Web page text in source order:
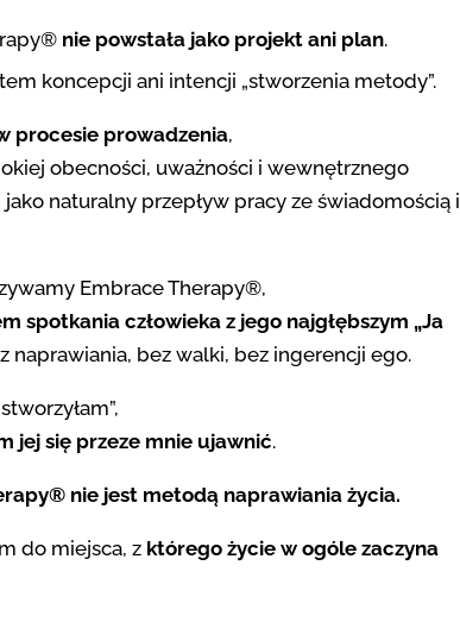
nie powstała jako projekt ani plan.
koncepcji ani intencji „stworzenia metody”.
procesie prowadzenia,
obecności, uważności i wewnętrznego
jako naturalny przepływ pracy ze świadomością i
Embrace Therapy®,
spotkania człowieka z jego najgłębszym „Ja
naprawiania, bez walki, bez ingerencji ego.
jej się przeze mnie ujawnić.
nie jest metodą naprawiania życia.
do miejsca, z którego życie w ogóle zaczyna